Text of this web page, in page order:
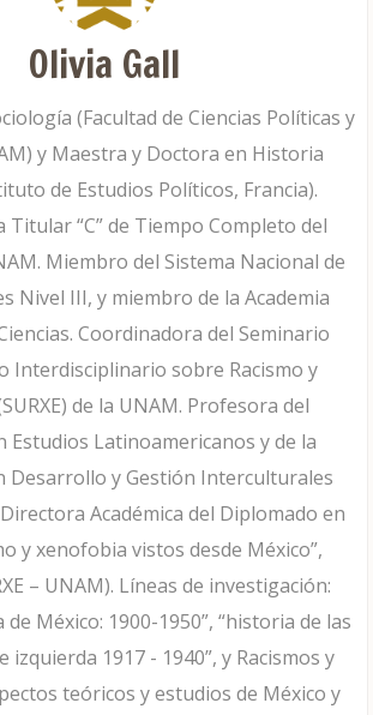
Olivia Gall
(Facultad de Ciencias Políticas y
y Maestra y Doctora en Historia
de Estudios Políticos, Francia).
Titular “C” de Tiempo Completo del
Miembro del Sistema Nacional de
Nivel III, y miembro de la Academia
Coordinadora del Seminario
Interdisciplinario sobre Racismo y
de la UNAM. Profesora del
Estudios Latinoamericanos y de la
Desarrollo y Gestión Interculturales
Académica del Diplomado en
y xenofobia vistos desde México”,
– UNAM). Líneas de investigación:
México: 1900-1950”, “historia de las
izquierda 1917 - 1940”, y Racismos y
teóricos y estudios de México y